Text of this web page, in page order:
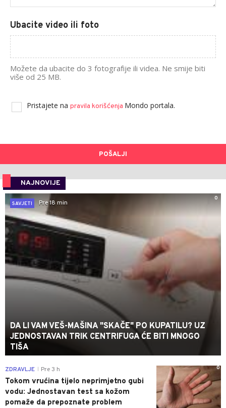
Ubacite video ili foto
Možete da ubacite do 3 fotografije ili videa. Ne smije biti
više od 25 MB.
Pristajete na pravila korišćenja Mondo portala.
POŠALJI
NAJNOVIJE
0
SAVJETI
Pre 18 min
DA LI VAM VEŠ-MAŠINA "SKAČE" PO KUPATILU? UZ
JEDNOSTAVAN TRIK CENTRIFUGA ĆE BITI MNOGO
TIŠA
0
ZDRAVLJE Pre 3 h
Tokom vrućina tijelo neprimjetno gubi
vodu: Jednostavan test sa kožom
pomaže da prepoznate problem